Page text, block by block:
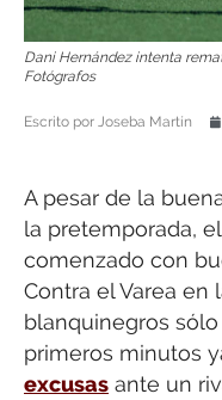
Dani Hernández intenta
Fotógrafos
Escrito por Joseba Martín
A pesar de la
la pretemporada,
comenzado con
Contra el Varea en
blanquinegros
primeros minutos
excusas ante un